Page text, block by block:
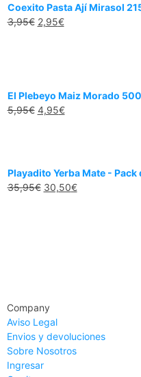
Coexito Pasta Ají Mirasol
3,95€ 2,95€
El Plebeyo Maiz Morado
5,95€ 4,95€
Playadito Yerba Mate - Pack
35,95€ 30,50€
Company
Aviso Legal
Envios y devoluciones
Sobre Nosotros
Ingresar